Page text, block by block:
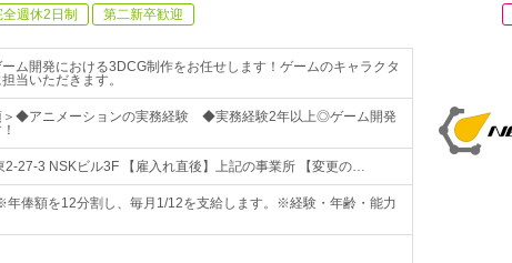
全週休2日制 第二新卒歓迎
ム開発における3DCG制作をお任せします！ゲームのキャラクタ
当いただきます。
＞◆アニメーションの実務経験 ◆実務経験2年以上◎ゲーム開発
2-27-3 NSKビル3F 【雇入れ直後】上記の事業所 【変更の…
俸額を12分割し、毎月1/12を支給します。※経験・年齢・能力